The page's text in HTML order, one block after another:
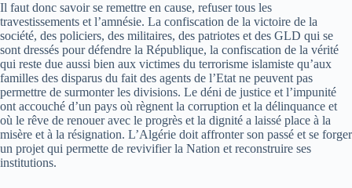
Il faut donc savoir se remettre en cause, refuser tous les
travestissements et l’amnésie. La confiscation de la victoire de la
société, des policiers, des militaires, des patriotes et des GLD qui se
sont dressés pour défendre la République, la confiscation de la vérité
qui reste due aussi bien aux victimes du terrorisme islamiste qu’aux
familles des disparus du fait des agents de l’Etat ne peuvent pas
permettre de surmonter les divisions. Le déni de justice et l’impunité
ont accouché d’un pays où règnent la corruption et la délinquance et
où le rêve de renouer avec le progrès et la dignité a laissé place à la
misère et à la résignation. L’Algérie doit affronter son passé et se forger
un projet qui permette de revivifier la Nation et reconstruire ses
institutions.